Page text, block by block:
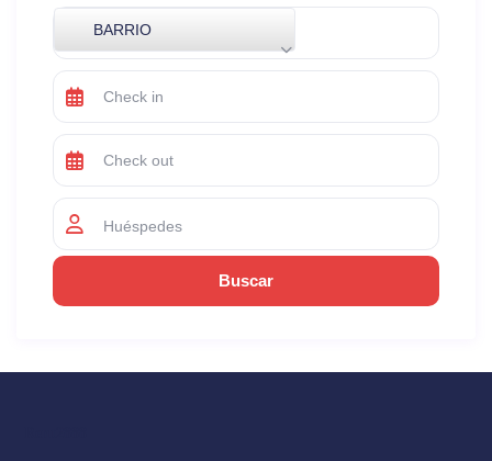
BARRIO
Huéspedes